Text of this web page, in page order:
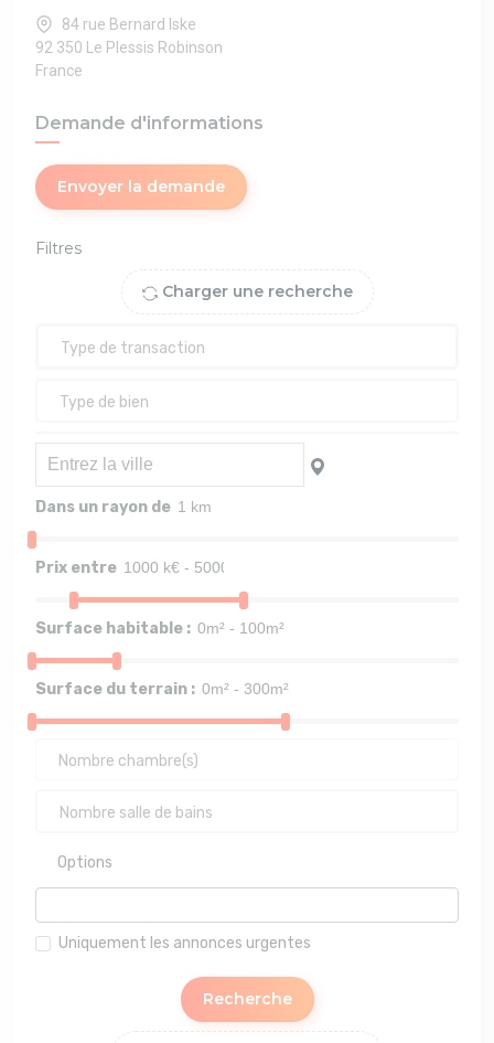
84 rue Bernard Iske
92 350 Le Plessis Robinson
France
Demande d'informations
Envoyer la demande
Filtres
Charger une recherche
Dans un rayon de
Prix entre
Surface habitable :
Surface du terrain :
Options
Uniquement les annonces urgentes
Recherche